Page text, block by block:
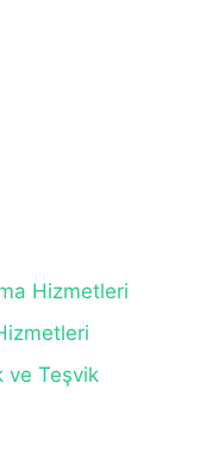
Hizmetleri
ve Teşvik